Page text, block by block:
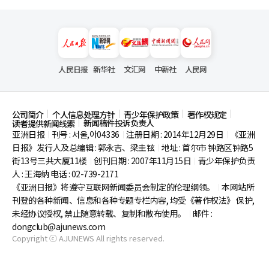
人民日报 新华社 文汇网 中新社 人民网
公司简介 个人信息处理方针 青少年保护政策 著作权规定
读者提供新闻线索
新闻稿件投诉负责人
亚洲日报
刊号 : 서울,아04336 注册日期 : 2014年12月29日
《亚洲
日报》发行人及总编辑 : 郭永吉、梁圭铉 地址 : 首尔市钟路区钟路5
街13号三共大厦11楼 创刊日期 : 2007年11月15日
青少年保护负责
人 : 王海纳 电话 : 02-739-2171
《亚洲日报》将遵守互联网新闻委员会制定的伦理纲领。
本网站所
刊登的各种新闻、信息和各种专题专栏内容, 均受《著作权法》 保护,
未经协议授权, 禁止随意转载、复制和散布使用。
邮件 :
dongclub@ajunews.com
Copyright ⓒ AJUNEWS All rights reserved.